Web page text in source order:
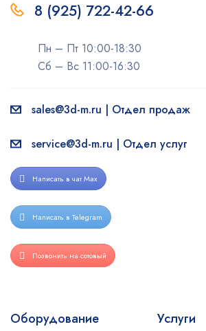
8 (925) 722-42-66
Пн – Пт 10:00-18:30
Сб – Вс 11:00-16:30
sales@3d-m.ru | Отдел продаж
service@3d-m.ru | Отдел услуг
Написать в чат Max
Написать в Telegram
Позвонить на сотовый
Оборудование Услуги